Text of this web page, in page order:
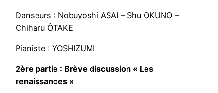
Danseurs : Nobuyoshi ASAI – Shu OKUNO –
Chiharu ÔTAKE
Pianiste : YOSHIZUMI
2ère partie : Brève discussion « Les
renaissances »